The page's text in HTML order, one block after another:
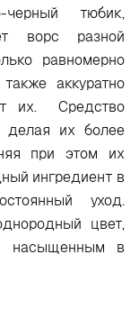
тюбик,
ворс разной
равномерно
аккуратно
их. Средство
делая их более
при этом их
ингредиент в
уход.
цвет,
насыщенным в